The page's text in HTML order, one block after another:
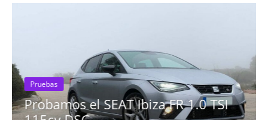
Pruebas
Probamos el SEAT Ibiza FR 1.0 TSI